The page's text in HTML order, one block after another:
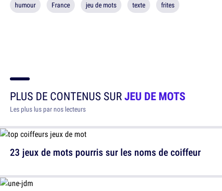
humour France jeu de mots texte frites
PLUS DE CONTENUS SURJEU DE MOTS
Les plus lus par nos lecteurs
23 jeux de mots pourris sur les noms de coiffeur